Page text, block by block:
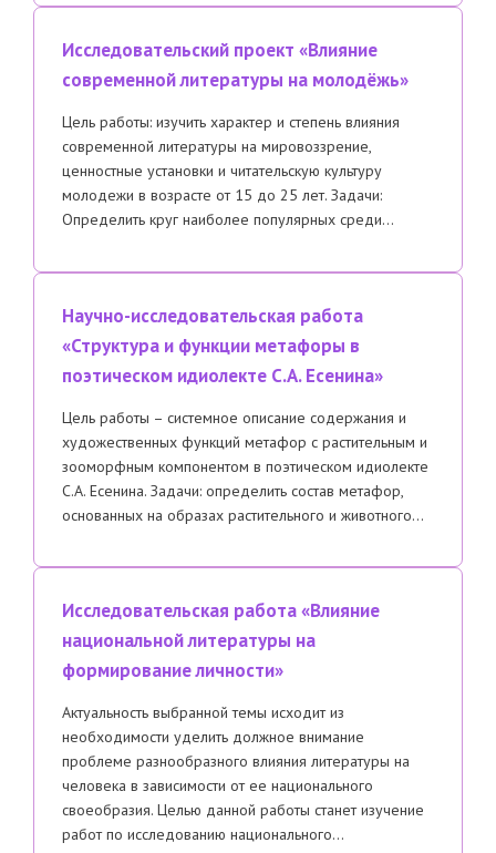
Исследовательский проект «Влияние
современной литературы на молодёжь»
Цель работы: изучить характер и степень влияния
современной литературы на мировоззрение,
ценностные установки и читательскую культуру
молодежи в возрасте от 15 до 25 лет. Задачи:
Определить круг наиболее популярных среди…
Научно-исследовательская работа
«Структура и функции метафоры в
поэтическом идиолекте С.А. Есенина»
Цель работы – системное описание содержания и
художественных функций метафор с растительным и
зооморфным компонентом в поэтическом идиолекте
С.А. Есенина. Задачи: определить состав метафор,
основанных на образах растительного и животного…
Исследовательская работа «Влияние
национальной литературы на
формирование личности»
Актуальность выбранной темы исходит из
необходимости уделить должное внимание
проблеме разнообразного влияния литературы на
человека в зависимости от ее национального
своеобразия. Целью данной работы станет изучение
работ по исследованию национального…